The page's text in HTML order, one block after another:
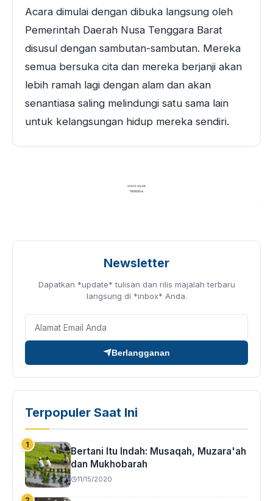
Acara dimulai dengan dibuka langsung oleh
Pemerintah Daerah Nusa Tenggara Barat
disusul dengan sambutan-sambutan. Mereka
semua bersuka cita dan mereka berjanji akan
lebih ramah lagi dengan alam dan akan
senantiasa saling melindungi satu sama lain
untuk kelangsungan hidup mereka sendiri.
Newsletter
Dapatkan *update* tulisan dan rilis majalah terbaru
langsung di *inbox* Anda.
Berlangganan
Terpopuler Saat Ini
Bertani Itu Indah: Musaqah, Muzara'ah
dan Mukhobarah
11/15/2020